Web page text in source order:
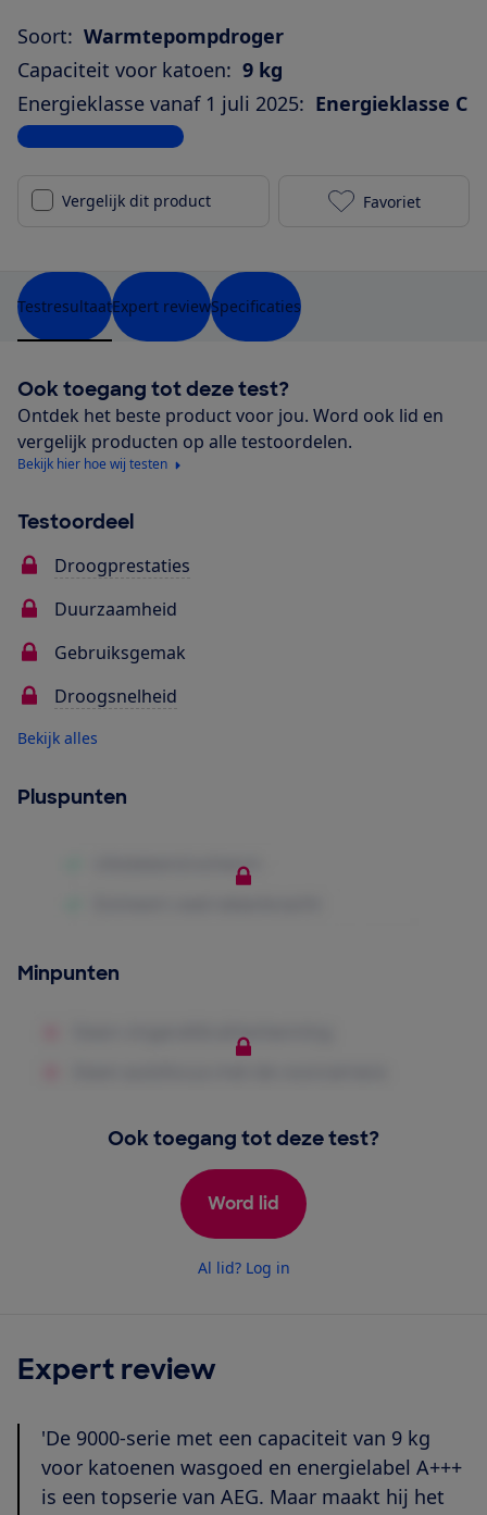
Soort: Warmtepompdroger
Capaciteit voor katoen: 9 kg
Energieklasse vanaf 1 juli 2025: Energieklasse C
Bekijk alle specificaties
Vergelijk dit product AEG
Favoriet
TestresultaatExpert reviewSpecificaties
Ook toegang tot deze test?
Ontdek het beste product voor jou. Word ook lid en
vergelijk producten op alle testoordelen.
Bekijk hier hoe wij testen
Testoordeel
Droogprestaties
Duurzaamheid
Gebruiksgemak
Droogsnelheid
Bekijk alles
Pluspunten
Minpunten
Ook toegang tot deze test?
Word lid
Al lid? Log in
Expert review
'De 9000-serie met een capaciteit van 9 kg
voor katoenen wasgoed en energielabel A+++
is een topserie van AEG. Maar maakt hij het